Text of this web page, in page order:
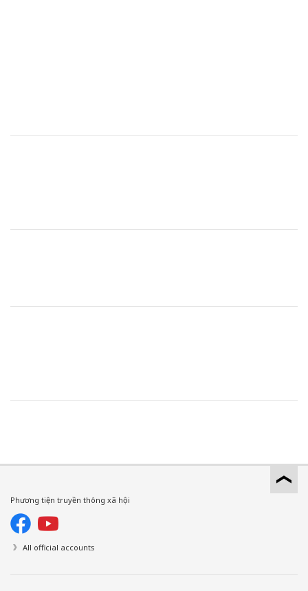
Phương tiện truyền thông xã hội
All official accounts